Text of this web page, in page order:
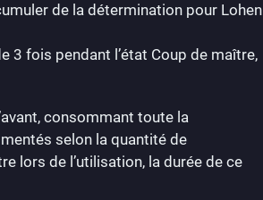
de la détermination pour Lohen
3 fois pendant l’état Coup de maître,
consommant toute la
selon la quantité de
lors de l’utilisation, la durée de ce